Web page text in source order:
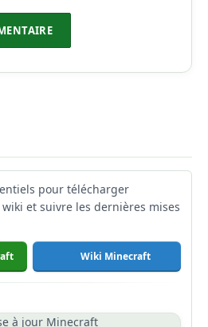
pour télécharger
et suivre les dernières mises
Wiki Minecraft